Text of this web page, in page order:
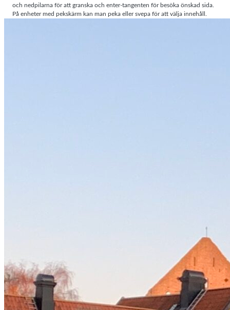
och nedpilarna för att granska och enter-tangenten för besöka önskad sida.
På enheter med pekskärm kan man peka eller svepa för att välja innehåll.